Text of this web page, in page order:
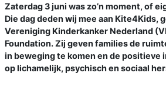
Zaterdag 3 juni was zo’n moment, of
Die dag deden wij mee aan Kite4Kids,
Vereniging Kinderkanker Nederland
Foundation. Zij geven families de
in beweging te komen en de positieve
op lichamelijk, psychisch en sociaal